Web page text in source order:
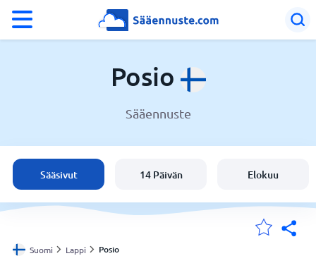
Suomi
Sijaintini
Koti
Posio
Sääennuste
Sääsivut 14 Päivän Elokuu
Suomi Lappi Posio